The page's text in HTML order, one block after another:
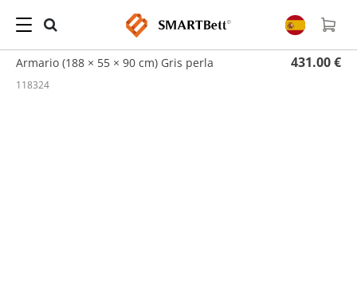
Hogar Armarios / Armario (188 × 55 × 90 cm) Gris perla
Armario (188 × 55 × 90 cm) Gris perla 431.00 €
118324